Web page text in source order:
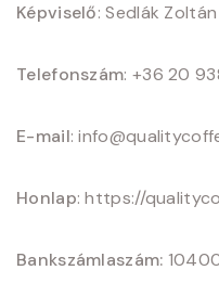
Képviselő: Sedlák Zoltán
Telefonszám: +36 20
E-mail:
Honlap: https://
Bankszámlaszám: